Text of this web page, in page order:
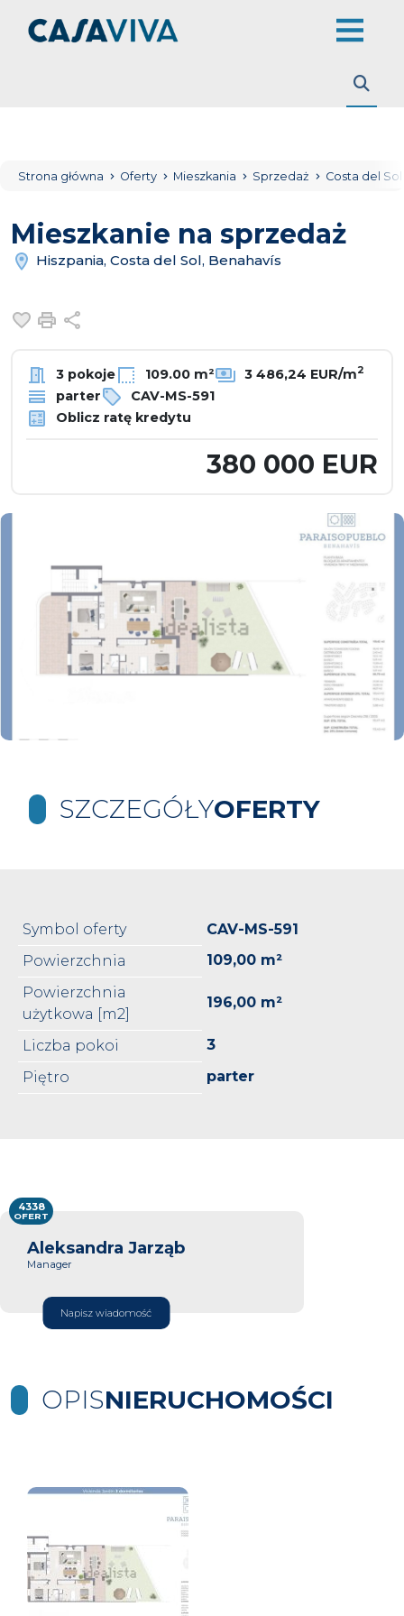
Strona główna Oferty Mieszkania Sprzedaż Costa del Sol
Mieszkanie na sprzedaż
Hiszpania, Costa del Sol, Benahavís
Dodaj do ulubionych
Drukuj
3 pokoje 109.00 m² 3 486,24 EUR/m2
parter
CAV-MS-591
Oblicz ratę kredytu
380 000 EUR
SZCZEGÓŁYOFERTY
Symbol oferty
CAV-MS-591
Powierzchnia
109,00 m²
Powierzchnia
użytkowa [m2]
196,00 m²
Liczba pokoi
3
Piętro
parter
Aleksandra Jarząb
Manager
Napisz wiadomość
4338
OFERT
OPISNIERUCHOMOŚCI